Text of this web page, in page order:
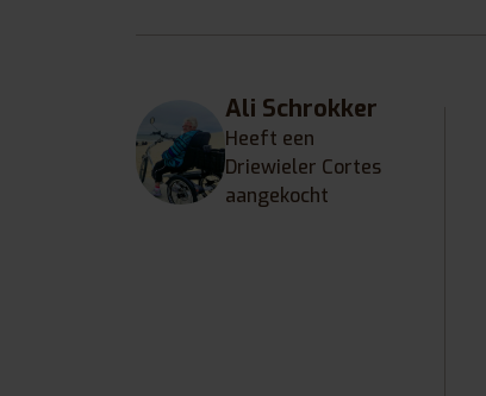
Ali Schrokker
Heeft een
Driewieler Cortes
aangekocht